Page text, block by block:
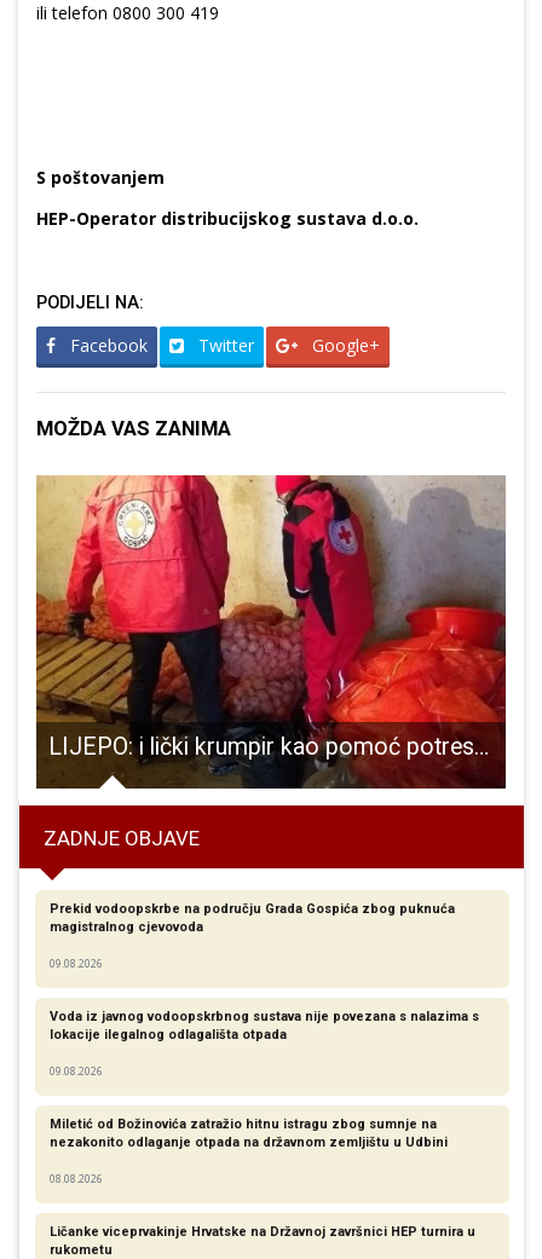
ili telefon 0800 300 419
S poštovanjem
HEP-Operator distribucijskog sustava d.o.o.
PODIJELI NA:
Facebook Twitter Google+
MOŽDA VAS ZANIMA
LIJEPO: i lički krumpir kao pomoć potresom stradalom području
ZADNJE OBJAVE
Prekid vodoopskrbe na području Grada Gospića zbog puknuća
magistralnog cjevovoda
09.08.2026
Voda iz javnog vodoopskrbnog sustava nije povezana s nalazima s
lokacije ilegalnog odlagališta otpada
09.08.2026
Miletić od Božinovića zatražio hitnu istragu zbog sumnje na
nezakonito odlaganje otpada na državnom zemljištu u Udbini
08.08.2026
Ličanke viceprvakinje Hrvatske na Državnoj završnici HEP turnira u
rukometu